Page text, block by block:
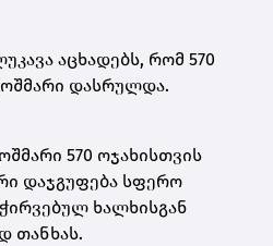
აცხადებს, რომ 570
დასრულდა.
570 ოჯახისთვის
დაჯგუფება სფერო
ხალხისგან
თანხას.